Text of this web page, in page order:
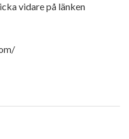
vidare på länken